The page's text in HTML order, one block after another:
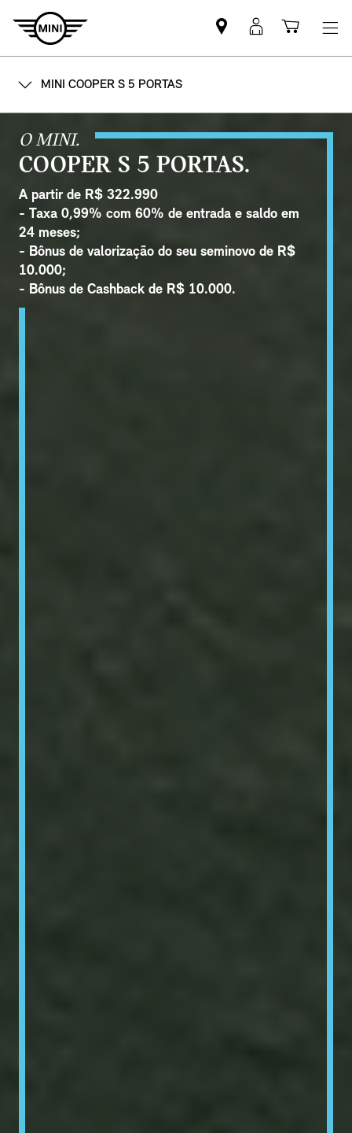
Mini
dealer
MyMini
logincart
MINI COOPER S 5 PORTAS
O MINI.
COOPER S 5 PORTAS.
A partir de R$ 322.990
- Taxa 0,99% com 60% de entrada e saldo em
24 meses;
- Bônus de valorização do seu seminovo de R$
10.000;
- Bônus de Cashback de R$ 10.000.